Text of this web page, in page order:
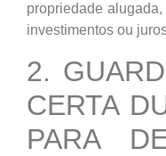
propriedade
investimentos ou
2.
CERTA
PARA